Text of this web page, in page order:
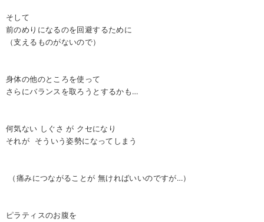
そして
前のめりになるのを回避するために
（支えるものがないので）
身体の他のところを使って
さらにバランスを取ろうとするかも…
何気ない しぐさ が クセになり
それが そういう姿勢になってしまう
（痛みにつながることが 無ければいいのですが…）
ピラティスのお腹を